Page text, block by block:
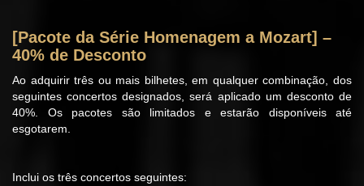
[Pacote da Série Homenagem a Mozart] –
40% de Desconto
Ao adquirir três ou mais bilhetes, em qualquer combinação, dos
seguintes concertos designados, será aplicado um desconto de
40%. Os pacotes são limitados e estarão disponíveis até
esgotarem.
Inclui os três concertos seguintes: